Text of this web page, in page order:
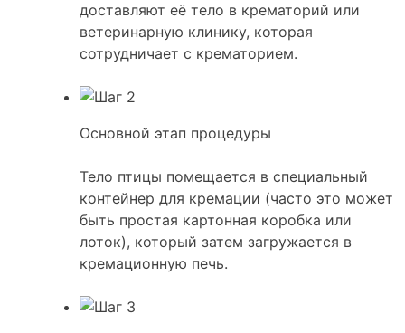
доставляют её тело в крематорий или
ветеринарную клинику, которая
сотрудничает с крематорием.
Основной этап процедуры
Тело птицы помещается в специальный
контейнер для кремации (часто это может
быть простая картонная коробка или
лоток), который затем загружается в
кремационную печь.